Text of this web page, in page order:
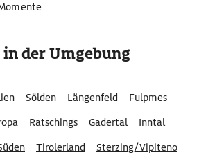
der Umgebung
Sölden Längenfeld
Fulpmes
Ratschings Gadertal
Inntal
Tirolerland
Sterzing/Vipiteno